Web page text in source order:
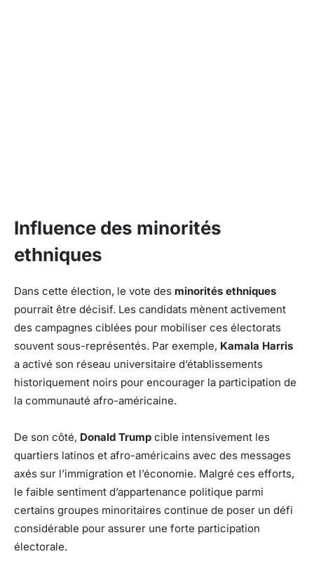
Influence des minorités
ethniques
Dans cette élection, le vote des minorités ethniques
pourrait être décisif. Les candidats mènent activement
des campagnes ciblées pour mobiliser ces électorats
souvent sous-représentés. Par exemple, Kamala Harris
a activé son réseau universitaire d’établissements
historiquement noirs pour encourager la participation de
la communauté afro-américaine.
De son côté, Donald Trump cible intensivement les
quartiers latinos et afro-américains avec des messages
axés sur l’immigration et l’économie. Malgré ces efforts,
le faible sentiment d’appartenance politique parmi
certains groupes minoritaires continue de poser un défi
considérable pour assurer une forte participation
électorale.